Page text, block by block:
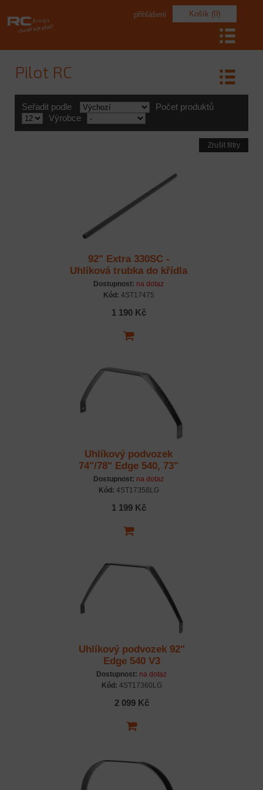
Košík (0)
přihlášení
Pilot RC
Seřadit podle
Počet produktů
Výrobce
Zrušit filtry
92" Extra 330SC -
Uhlíková trubka do křídla
25x907x1,6 mm
Dostupnost: na dotaz
Kód: 4ST17475
1 190 Kč
Uhlíkový podvozek
74"/78" Edge 540, 73"
Laser
Dostupnost: na dotaz
Kód: 4ST17358LG
1 199 Kč
Uhlíkový podvozek 92"
Edge 540 V3
Dostupnost: na dotaz
Kód: 4ST17360LG
2 099 Kč